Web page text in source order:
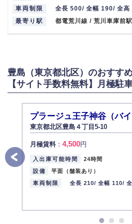
車両制限
全長 500/ 全幅 190/ 全高
最寄り駅
都電荒川線 / 荒川車庫
豊島（東京都北区）のおすす
【サイト手数料無料】月極駐
プラージュ王子神谷（バイ
東京都北区豊島４丁目5-10
月極賃料： 4,500円
入出庫可能時間
24時間
設備
平面（舗装あり）
車両制限
全長 210/ 全幅 110/